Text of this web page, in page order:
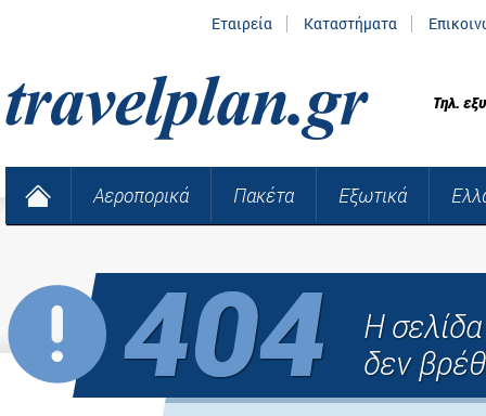
Εταιρεία Καταστήματα
Τηλ.
Αεροπορικά Πακέτα Εξωτικά
Η
δεν